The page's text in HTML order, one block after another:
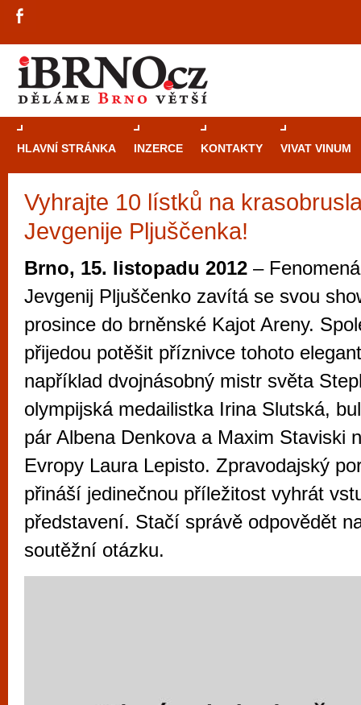
HLAVNÍ STRÁNKA INZERCE KONTAKTY VIVAT VINUM
Vyhrajte 10 lístků na
Jevgenije Pljuščenka!
Brno, 15. listopadu 2012 –
Jevgenij Pljuščenko zavítá se svou
prosince do brněnské Kajot Areny.
přijedou potěšit příznivce tohoto
například dvojnásobný mistr světa
olympijská medailistka Irina Slutská,
pár Albena Denkova a Maxim Staviski
Evropy Laura Lepisto. Zpravodajský
přináší jedinečnou příležitost vyhrát
představení. Stačí správě odpovědět
soutěžní otázku.
Průvodce
Brně: Od
Brno je
zajímavé
restaurace,
Mimo jiné je ale také místem, kde si
vyzkoušet různé kasinové hry. V
metropoli naleznete širokou nabídku her
po moderní automaty jak pro pravidelné
příležitostné hráče. V...